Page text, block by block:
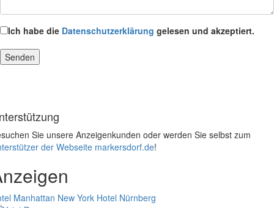
Ich habe die Datenschutzerklärung gelesen und akzeptiert.
Sie unsere Anzeigenkunden oder werden Sie selbst zum
der Webseite markersdorf.de!
Manhattan New York Hotel Nürnberg